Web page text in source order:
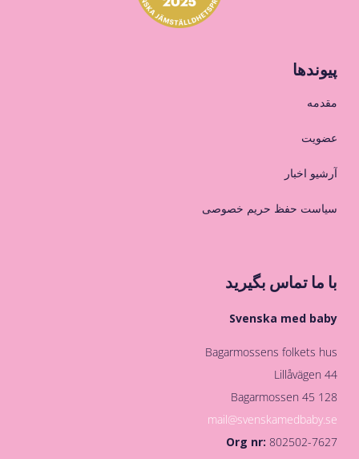
پیوندها
مقدمه
عضویت
آرشیو اخبار
سیاست حفظ حریم خصوصی
با ما تماس بگیرید
Svenska med baby
Bagarmossens folkets hus
Lillåvägen 44
128 45 Bagarmossen
mail@svenskamedbaby.se
Org nr:802502-7627